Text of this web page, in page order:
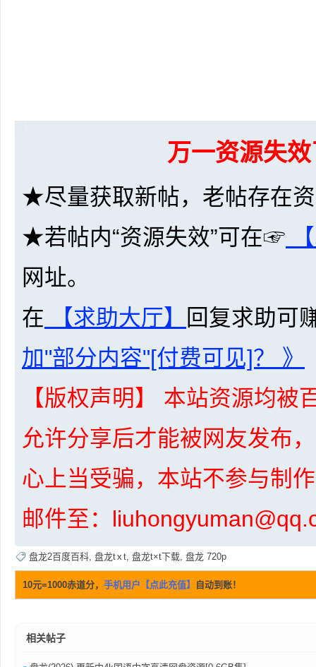
万一资源失
★尽量获取新帖，老帖存在
★若帖内“资源失效”可在☞
网址。
在 【求助大厅】
回复求助可
加"部分内容"[付费可见]？ 》
【版权声明】 本站资源均
允许分享后才能被网友发布
心上当受骗，本站不参与制
邮件至：
盘龙2百度百科, 盘龙t x t, 盘龙t×t下载, 盘龙 720p
10元=1000赤道分， 手机用户【点此充值】 自动到账！
相关帖子